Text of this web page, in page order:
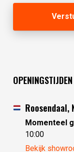
Roosendaal,
Momenteel
10:00
donderdag
Bekijk